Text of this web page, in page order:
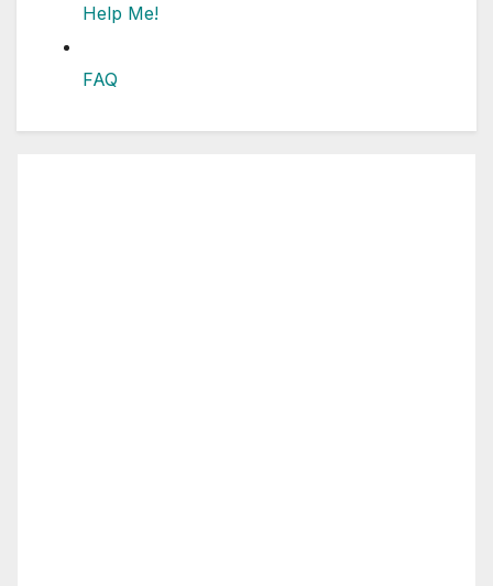
Help Me!
FAQ